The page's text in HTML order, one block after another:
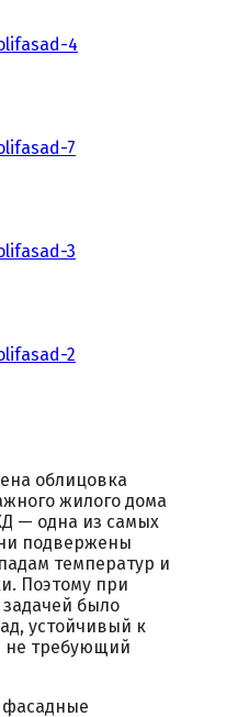
облицовка
жилого дома
— одна из самых
подвержены
температур и
Поэтому при
было
устойчивый к
не требующий
фасадные